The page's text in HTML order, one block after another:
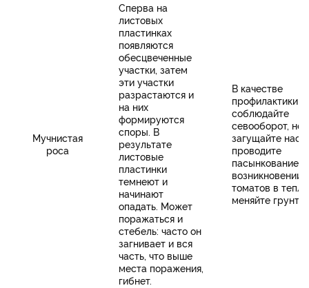
Мучнистая
роса
Сперва на
листовых
пластинках
появляются
обесцвеченные
участки, затем
эти участки
разрастаются и
на них
формируются
споры. В
результате
листовые
пластинки
темнеют и
начинают
опадать. Может
поражаться и
стебель: часто он
загнивает и вся
часть, что выше
места поражения,
гибнет.
В качестве
профилактики
соблюдайте
севооборот, не
загущайте
проводите
пасынкование.
возникновении
томатов в
меняйте грунт.